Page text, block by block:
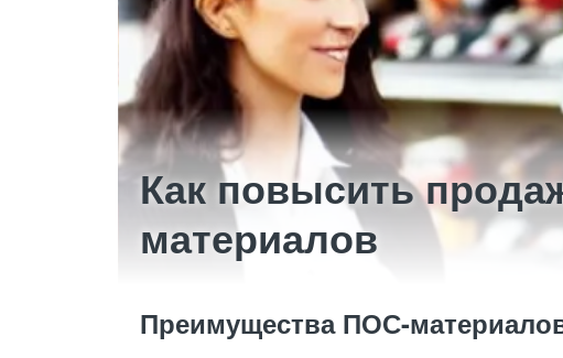
Как повысить
материалов
Преимущества ПОС-